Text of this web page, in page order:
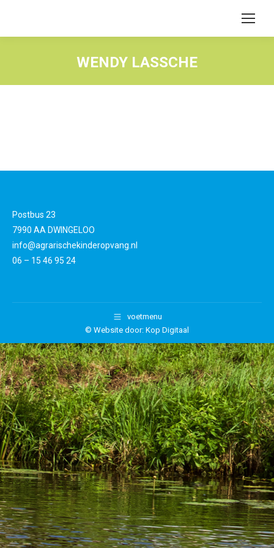
WENDY LASSCHE
Postbus 23
7990 AA DWINGELOO
info@agrarischekinderopvang.nl
06 – 15 46 95 24
voetmenu
© Website door: Kop Digitaal